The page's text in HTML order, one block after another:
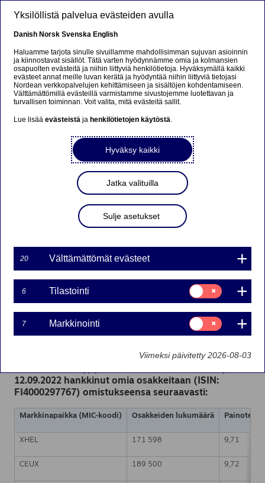
Beklager...
Denne siden findes ikke på norsk
Bli værende på denne siden|Fortsett til en lignende
side på norsk
Nordea Bank Oyj: Omien
osakkeiden takaisinosto
12.09.2022
12-09-2022 22:30
Nordea Bank Oyj
Pörssitiedote – Muutokset omien osakkeiden
omistuksessa
12.09.2022 hankkinut omia osakkeitaan (ISIN:
FI4000297767) omistukseensa seuraavasti:
Markkinapaikka (MIC-koodi) Osakkeiden lukumäärä Painotettu
XHEL 171 598 9,71
CEUX 189 500 9,72
Yksilöllistä palvelua evästeiden avulla
Danish Norsk Svenska English
Haluamme tarjota sinulle sivuillamme mahdollisimman sujuvan asioinnin
ja kiinnostavat sisällöt. Tätä varten hyödynnämme omia ja kolmansien
osapuolten evästeitä ja niihin liittyviä henkilötietoja. Hyväksymällä kaikki
evästeet annat meille luvan kerätä ja hyödyntää niihin liittyviä tietojasi
Nordean verkkopalvelujen kehittämiseen ja sisältöjen kohdentamiseen.
Välttämättömillä evästeillä varmistamme sivustojemme luotettavan ja
turvallisen toiminnan. Voit valita, mitä evästeitä sallit.
Lue lisääevästeistä ja henkilötietojen käytöstä.
Hyväksy kaikki
Jatka valituilla
Sulje asetukset
20 Välttämättömät evästeet
6 Tilastointi
Suostumusvalinta:
Tilastointi
7 Markkinointi
Suostumusvalinta:
Markkinointi
Viimeksi päivitetty 2026-08-03